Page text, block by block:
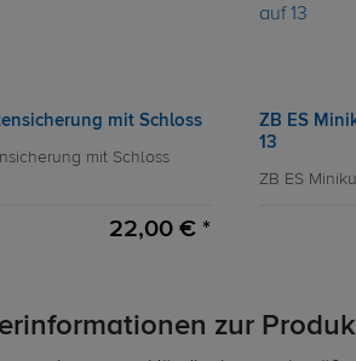
mit Schloss
mit Schloss
22,00 € *
ZB ES
13
ZB ES
zur